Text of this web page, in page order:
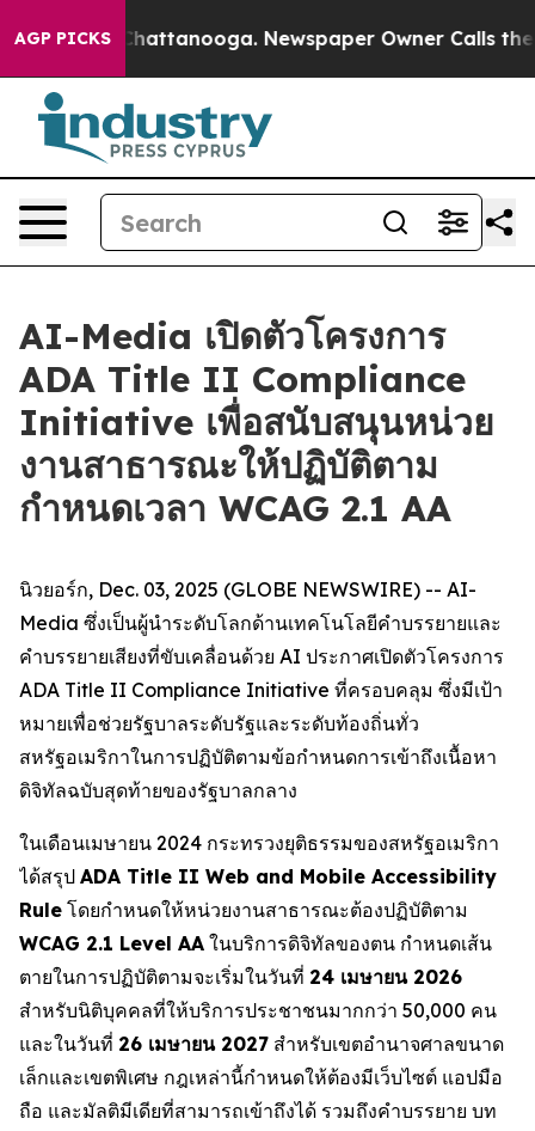
AGP PICKS
in Chattanooga. Newspaper Owner Calls the
AI-Media เปิดตัวโครงการ
ADA Title II Compliance
Initiative เพื่อสนับสนุนหน่วย
งานสาธารณะให้ปฏิบัติตาม
กำหนดเวลา WCAG 2.1 AA
นิวยอร์ก, Dec. 03, 2025 (GLOBE NEWSWIRE) -- AI-
Media ซึ่งเป็นผู้นำระดับโลกด้านเทคโนโลยีคำบรรยายและ
คำบรรยายเสียงที่ขับเคลื่อนด้วย AI ประกาศเปิดตัวโครงการ
ADA Title II Compliance Initiative ที่ครอบคลุม ซึ่งมีเป้า
หมายเพื่อช่วยรัฐบาลระดับรัฐและระดับท้องถิ่นทั่ว
สหรัฐอเมริกาในการปฏิบัติตามข้อกำหนดการเข้าถึงเนื้อหา
ดิจิทัลฉบับสุดท้ายของรัฐบาลกลาง
ในเดือนเมษายน 2024 กระทรวงยุติธรรมของสหรัฐอเมริกา
ได้สรุป ADA Title II Web and Mobile Accessibility
Rule โดยกำหนดให้หน่วยงานสาธารณะต้องปฏิบัติตาม
WCAG 2.1 Level AA ในบริการดิจิทัลของตน กำหนดเส้น
ตายในการปฏิบัติตามจะเริ่มในวันที่ 24 เมษายน 2026
สำหรับนิติบุคคลที่ให้บริการประชาชนมากกว่า 50,000 คน
และในวันที่ 26 เมษายน 2027 สำหรับเขตอำนาจศาลขนาด
เล็กและเขตพิเศษ กฎเหล่านี้กำหนดให้ต้องมีเว็บไซต์ แอปมือ
ถือ และมัลติมีเดียที่สามารถเข้าถึงได้ รวมถึงคำบรรยาย บท